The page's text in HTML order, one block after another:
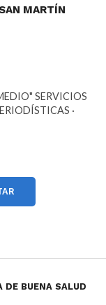
habrá
taxis
que no
que nuclea a
al paro.
Luz y Fuerza
a la CGT
MARTÍN
SERVICIOS
·
DE BUENA SALUD